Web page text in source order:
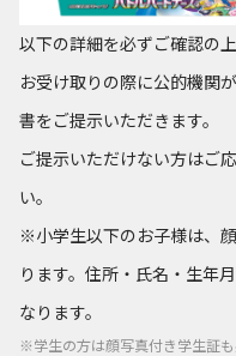
以下の詳細を必ずご確認の
お受け取りの際に公的機関
書をご提示いただきます。
ご提示いただけない方はご
い。
※小学生以下のお子様は、
ります。住所・氏名・生年
なります。
※学生の方は顔写真付き学生証